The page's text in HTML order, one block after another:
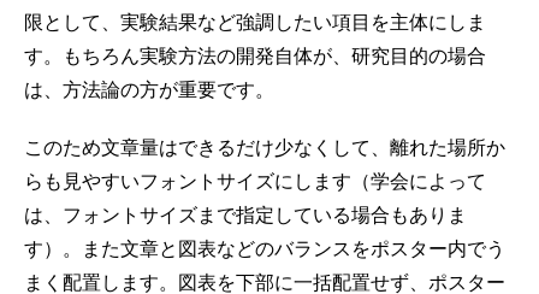
限として、実験結果など強調したい項目を主体にしま
す。もちろん実験方法の開発自体が、研究目的の場合
は、方法論の方が重要です。
このため文章量はできるだけ少なくして、離れた場所か
らも見やすいフォントサイズにします（学会によって
は、フォントサイズまで指定している場合もありま
す）。また文章と図表などのバランスをポスター内でう
まく配置します。図表を下部に一括配置せず、ポスター